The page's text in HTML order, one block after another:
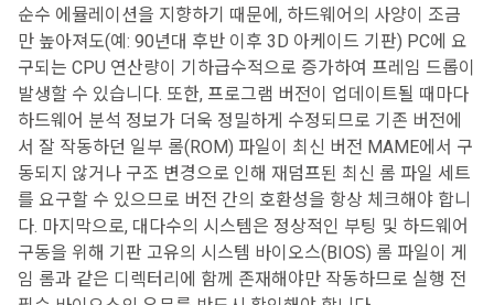
순수 에뮬레이션을 지향하기 때문에, 하드웨어의 사양이 조금
만 높아져도(예: 90년대 후반 이후 3D 아케이드 기판) PC에 요
구되는 CPU 연산량이 기하급수적으로 증가하여 프레임 드롭이
발생할 수 있습니다. 또한, 프로그램 버전이 업데이트될 때마다
하드웨어 분석 정보가 더욱 정밀하게 수정되므로 기존 버전에
서 잘 작동하던 일부 롬(ROM) 파일이 최신 버전 MAME에서 구
동되지 않거나 구조 변경으로 인해 재덤프된 최신 롬 파일 세트
를 요구할 수 있으므로 버전 간의 호환성을 항상 체크해야 합니
다. 마지막으로, 대다수의 시스템은 정상적인 부팅 및 하드웨어
구동을 위해 기판 고유의 시스템 바이오스(BIOS) 롬 파일이 게
임 롬과 같은 디렉터리에 함께 존재해야만 작동하므로 실행 전